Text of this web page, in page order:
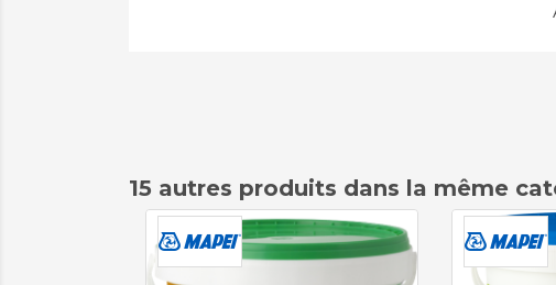
15 autres produits dans la même